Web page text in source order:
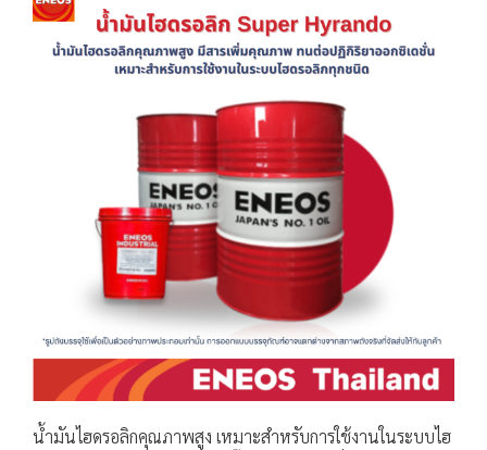
น้ำมันไฮดรอลิกคุณภาพสูง เหมาะสำหรับการใช้งานในระบบไฮ